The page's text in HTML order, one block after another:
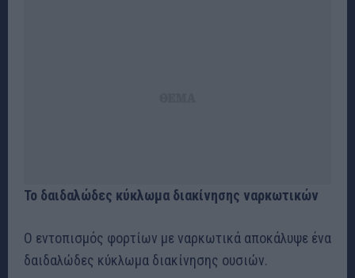
Το δαιδαλώδες κύκλωμα διακίνησης ναρκωτικών
Ο εντοπισμός φορτίων με ναρκωτικά αποκάλυψε ένα
δαιδαλώδες κύκλωμα διακίνησης ουσιών.